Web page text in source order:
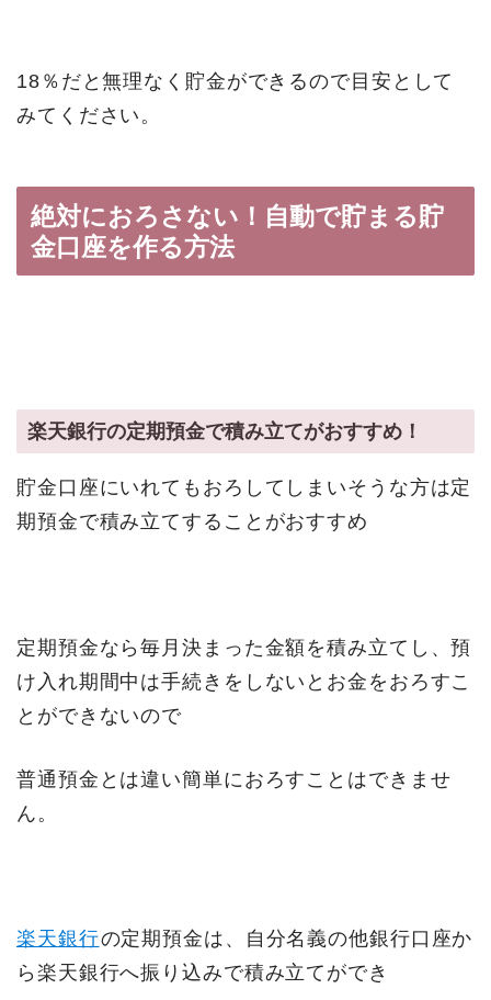
18％だと無理なく貯金ができるので目安として
みてください。
絶対におろさない！自動で貯まる貯
金口座を作る方法
楽天銀行の定期預金で積み立てがおすすめ！
貯金口座にいれてもおろしてしまいそうな方は定
期預金で積み立てすることがおすすめ
定期預金なら毎月決まった金額を積み立てし、預
け入れ期間中は手続きをしないとお金をおろすこ
とができないので
普通預金とは違い簡単におろすことはできませ
ん。
楽天銀行の定期預金は、自分名義の他銀行口座か
ら楽天銀行へ振り込みで積み立てができ